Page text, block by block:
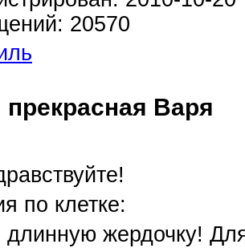
20570
Варя
по клетке:
длинную жердочку!